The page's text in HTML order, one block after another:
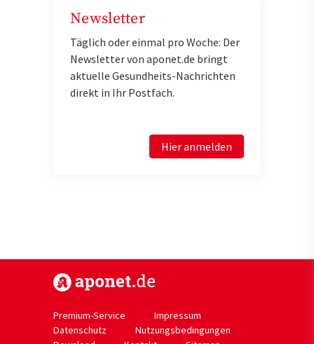
Newsletter
Täglich oder einmal pro Woche: Der
Newsletter von aponet.de bringt
aktuelle Gesundheits-Nachrichten
direkt in Ihr Postfach.
Hier anmelden
Premium-Service
Impressum
Datenschutz
Nutzungsbedingungen